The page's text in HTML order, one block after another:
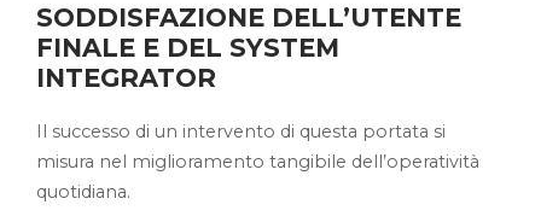
SODDISFAZIONE DELL’UTENTE
FINALE E DEL SYSTEM
INTEGRATOR
Il successo di un intervento di questa portata si
misura nel miglioramento tangibile dell’operatività
quotidiana.